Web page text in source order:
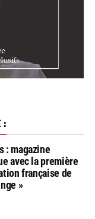
:
: magazine
avec la première
française de
»